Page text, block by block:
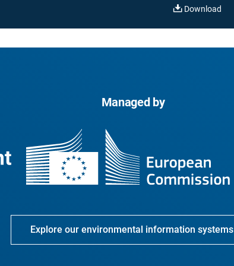
Download
Managed by
Explore our environmental information systems